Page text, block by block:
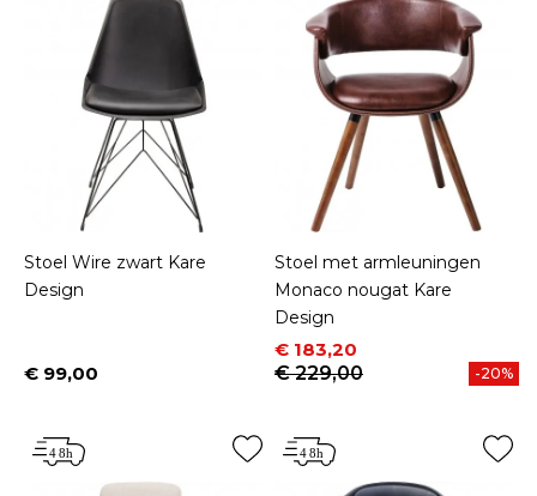
Stoel Wire zwart Kare
Design
Prijs
€ 99,00
Stoel met armleuningen
Monaco nougat Kare
Design
Prijs
€ 183,20
Normale prijs
€ 229,00
-20%